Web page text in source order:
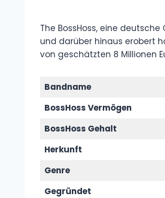
The BossHoss, eine
und darüber hinaus erobert
von geschätzten 8 Millionen
Bandname
BossHoss Vermögen
BossHoss Gehalt
Herkunft
Genre
Gegründet